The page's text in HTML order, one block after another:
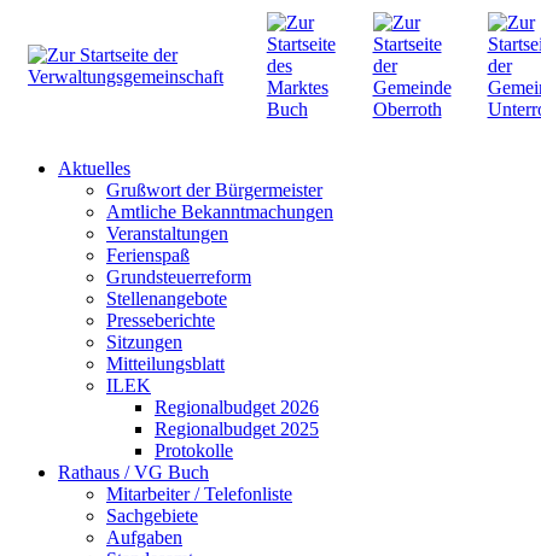
Aktuelles
Grußwort der Bürgermeister
Amtliche Bekanntmachungen
Veranstaltungen
Ferienspaß
Grundsteuerreform
Stellenangebote
Presseberichte
Sitzungen
Mitteilungsblatt
ILEK
Regionalbudget 2026
Regionalbudget 2025
Protokolle
Rathaus / VG Buch
Mitarbeiter / Telefonliste
Sachgebiete
Aufgaben